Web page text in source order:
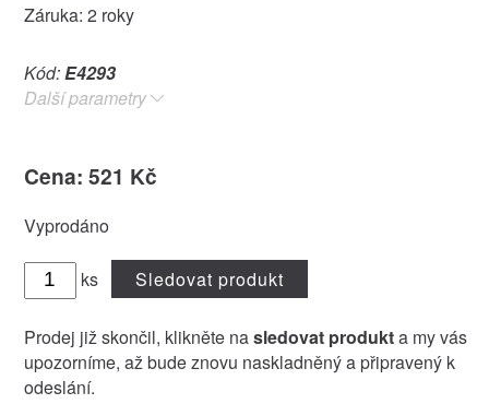
Záruka: 2 roky
Kód:E4293
Další parametry
Cena: 521 Kč
Vyprodáno
ks Sledovat produkt
Prodej již skončil, klikněte nasledovat produkta my vás
upozorníme, až bude znovu naskladněný a připravený k
odeslání.